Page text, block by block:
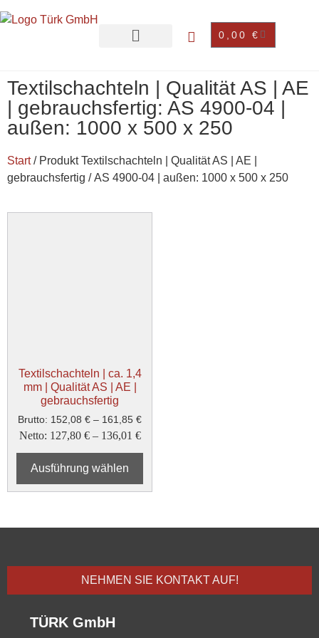
0,00 €
Textilschachteln | Qualität AS | AE
| gebrauchsfertig: AS 4900-04 |
außen: 1000 x 500 x 250
Start/ Produkt Textilschachteln | Qualität AS | AE |
gebrauchsfertig / AS 4900-04 | außen: 1000 x 500 x 250
Textilschachteln | ca. 1,4
mm | Qualität AS | AE |
gebrauchsfertig
Brutto: 152,08 € – 161,85 €
Netto: 127,80 € – 136,01 €
Ausführung wählen
NEHMEN SIE KONTAKT AUF!
TÜRK GmbH